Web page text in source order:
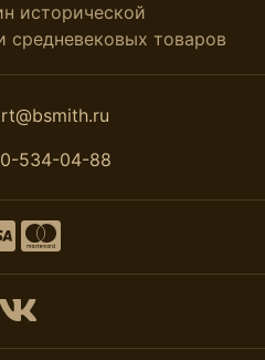
исторической
средневековых товаров
534-04-88